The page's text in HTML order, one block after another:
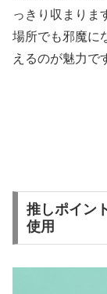
っきり収まりま
場所でも邪魔に
えるのが魅力で
推しポイン
使用